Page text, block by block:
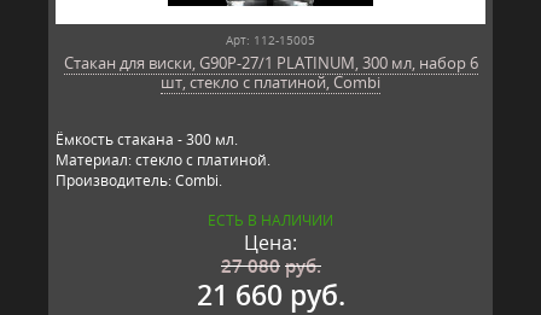
Арт: 112-15005
Стакан для виски, G90P-27/1 PLATINUM, 300 мл, набор 6
шт, стекло с платиной, Combi
Ёмкость стакана - 300 мл.
Материал: стекло с платиной.
Производитель: Combi.
ЕСТЬ В НАЛИЧИИ
Цена:
27 080 руб.
21 660 руб.